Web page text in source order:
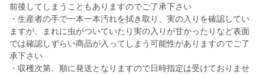
前後してしまうこともありますのでご了承下さい
・生産者の手で一本一本汚れを拭き取り、実の入りを確認してい
ますが、まれに虫がついていたり実の入りが甘かったりなど表面
では確認しずらい商品が入ってしまう可能性がありますのでご了
承下さい
・収穫次第、順に発送となりますので日時指定は受けておりませ